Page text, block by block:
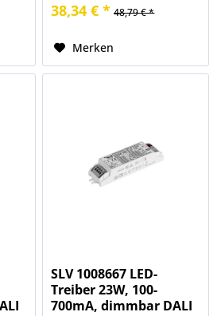
38,34 € * 48,79 € *
Merken
SLV 1008667 LED-
Treiber 23W, 100-
700mA, dimmbar DALI